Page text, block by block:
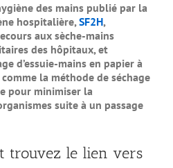
des mains publié par la
hospitalière,SF2H,
aux sèche-mains
des hôpitaux, et
d’essuie-mains en papier à
la méthode de séchage
pour minimiser la
suite à un passage
trouvez le lien vers